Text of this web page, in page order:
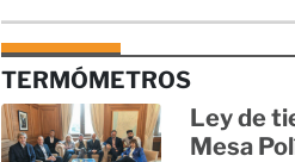
TERMÓMETROS
Ley de
Mesa